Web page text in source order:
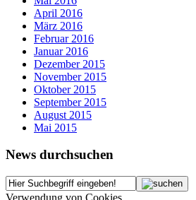
April 2016
März 2016
Februar 2016
Januar 2016
Dezember 2015
November 2015
Oktober 2015
September 2015
August 2015
Mai 2015
News durchsuchen
Verwendung von Cookies